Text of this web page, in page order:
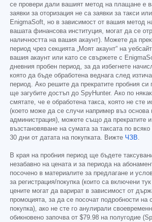
се провери дали вашият метод на плащане е
заявки за оторизация не са заявки за такси
EnigmaSoft, но в зависимост от вашия метод
вашата финансова институция, могат да се
наличността на вашия акаунт). Можете да
период чрез секцията „Моят акаунт“ на
вашия акаунт или като се свържете с
дневния пробен период, за да избегнете
която да бъде обработена веднага след
период. Ако решите да прекратите пробния си
ще загубите достъп до SpyHunter. Ако по
смятате, че е обработена такса, която не сте
(което може да се случи например въз основа
администрация), можете също да прекратите
възстановяване на сумата за таксата по
30 дни от датата на покупката. Вижте ЧЗВ.
В края на пробния период ще бъдете
незабавно на цената и за периода на
посочено в материалите за предлагане и
за регистрация/покупка (които са включени
цените могат да варират в зависимост от
промоцията, за да се посочат подробности на
покупка), ако не сте го анулирали
обикновено започва от $79.98 на полугодие